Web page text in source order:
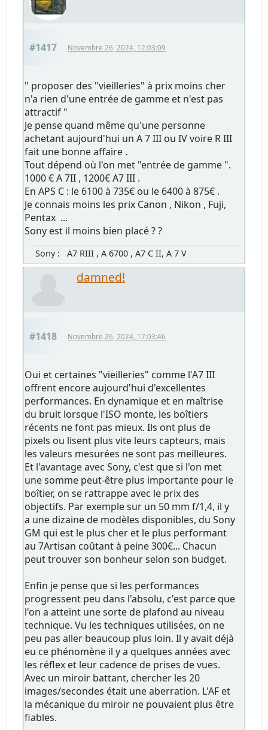
#1417 Novembre 26, 2024, 12:03:09
" proposer des "vieilleries" à prix moins cher
n'a rien d'une entrée de gamme et n'est pas
attractif "
Je pense quand même qu'une personne
achetant aujourd'hui un A 7 III ou IV voire R III
fait une bonne affaire .
Tout dépend où l'on met "entrée de gamme ".
1000 € A 7II , 1200€ A7 III .
En APS C : le 6100 à 735€ ou le 6400 à 875€ .
Je connais moins les prix Canon , Nikon , Fuji,
Pentax ...
Sony est il moins bien placé ? ?
Sony : A7 RIII , A 6700 , A7 C II, A 7 V
damned!
#1418 Novembre 26, 2024, 17:03:46
Oui et certaines "vieilleries" comme l'A7 III
offrent encore aujourd'hui d'excellentes
performances. En dynamique et en maîtrise
du bruit lorsque l'ISO monte, les boîtiers
récents ne font pas mieux. Ils ont plus de
pixels ou lisent plus vite leurs capteurs, mais
les valeurs mesurées ne sont pas meilleures.
Et l'avantage avec Sony, c'est que si l'on met
une somme peut-être plus importante pour le
boîtier, on se rattrappe avec le prix des
objectifs. Par exemple sur un 50 mm f/1,4, il y
a une dizaine de modèles disponibles, du Sony
GM qui est le plus cher et le plus performant
au 7Artisan coûtant à peine 300€... Chacun
peut trouver son bonheur selon son budget.
Enfin je pense que si les performances
progressent peu dans l'absolu, c'est parce que
l'on a atteint une sorte de plafond au niveau
technique. Vu les techniques utilisées, on ne
peu pas aller beaucoup plus loin. Il y avait déjà
eu ce phénomène il y a quelques années avec
les réflex et leur cadence de prises de vues.
Avec un miroir battant, chercher les 20
images/secondes était une aberration. L'AF et
la mécanique du miroir ne pouvaient plus être
fiables.